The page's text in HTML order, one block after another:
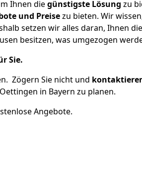
Ihnen diegünstigste Lösung zu
und Preisezu bieten. Wir
setzen wir alles daran, Ihnen
besitzen, was umgezogen
Sie.
Zögern Sie nicht und
in Bayern zu planen.
Angebote.